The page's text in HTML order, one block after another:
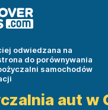
odwiedzana na
do porównywania
samochodów
aut w